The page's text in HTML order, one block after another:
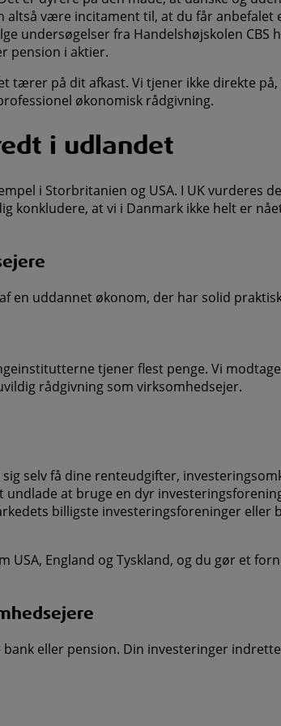
være incitament til, at du får
undersøgelser fra Handelshøjskolen
pension i aktier.
på dit afkast. Vi tjener ikke direkte
økonomisk rådgivning.
i udlandet
i Storbritanien og USA. I UK vurderes
konkludere, at vi i Danmark ikke helt er
en uddannet økonom, der har solid
tjener flest penge. Vi
rådgivning som virksomhedsejer.
sig selv få dine renteudgifter,
at bruge en dyr
billigste investeringsforeninger eller
England og Tyskland, og du gør et
eller pension. Din investeringer